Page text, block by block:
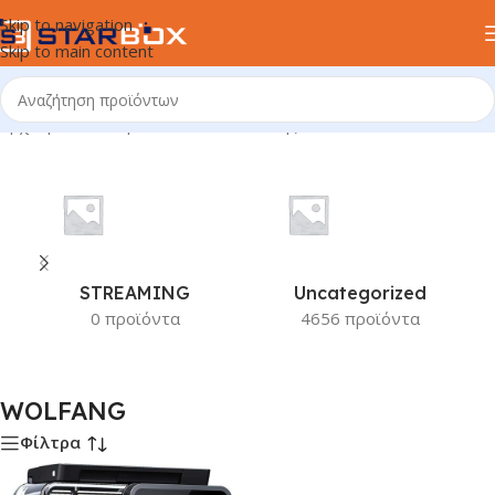
Skip to navigation
Skip to main content
Αρχική σελίδα/Προϊόν Κατασκευαστής/WOLFANG
STREAMING
0 προϊόντα
Uncategorized
4656 προϊόντα
WOLFANG
Φίλτρα